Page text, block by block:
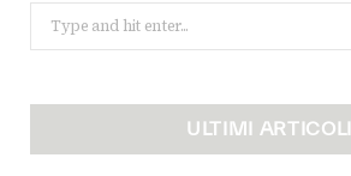
Search
for:
ULTIMI ARTICOLI